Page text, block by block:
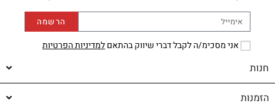
אני מסכימ/ה לקבל דברי שיווק בהתאםלמדיניות הפרטיות
הרשמה
חנות
הזמנות